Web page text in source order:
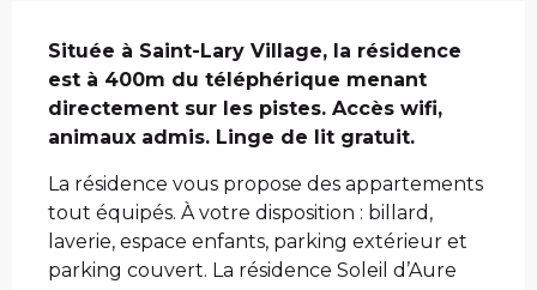
Située à Saint-Lary Village, la résidence
est à 400m du téléphérique menant
directement sur les pistes. Accès wifi,
animaux admis. Linge de lit gratuit.
La résidence vous propose des appartements
tout équipés. À votre disposition : billard,
laverie, espace enfants, parking extérieur et
parking couvert. La résidence Soleil d’Aure